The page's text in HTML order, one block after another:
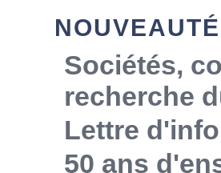
Sociétés,
recherche
Lettre
50 ans